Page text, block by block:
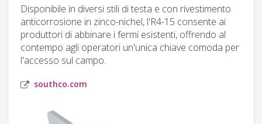
Disponibile in diversi stili di testa e con rivestimento
anticorrosione in zinco-nichel, l'R4-15 consente ai
produttori di abbinare i fermi esistenti, offrendo al
contempo agli operatori un'unica chiave comoda per
l'accesso sul campo.
southco.com